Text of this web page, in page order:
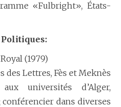
«Fulbright», États-
(1979)
des Lettres, Fès et Meknès
universités d’Alger,
dans diverses